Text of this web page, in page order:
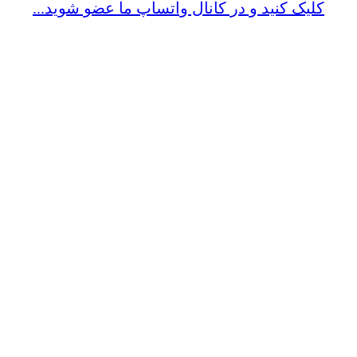
کلیک کنید و در کانال واتساپ ما عضو شوید...